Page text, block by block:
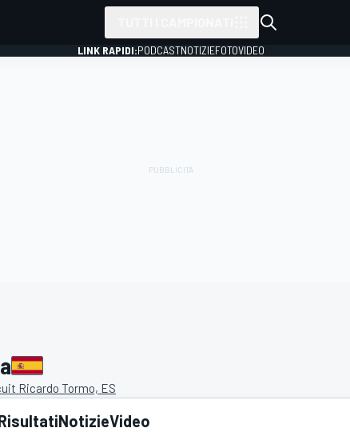
LINK RAPIDI:PODCASTNOTIZIEFOTOVIDEO
Ricardo Tormo, ES
NotizieVideo